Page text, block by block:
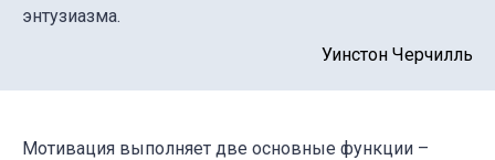
энтузиазма.
Уинстон Черчилль
Мотивация выполняет две основные функции –